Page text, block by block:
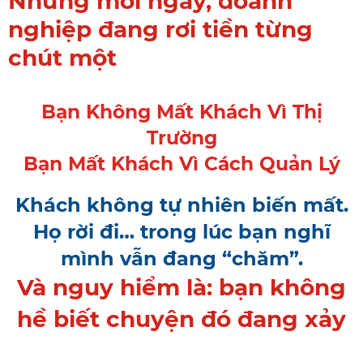
nghiệp đang rơi tiền từng
chút một
Bạn Không Mất Khách Vì Thị
Trường
Bạn Mất Khách Vì Cách Quản Lý
Khách không tự nhiên biến mất.
Họ rời đi… trong lúc bạn nghĩ
mình vẫn đang “chăm”.
Và nguy hiểm là: bạn không
hề biết chuyện đó đang xảy